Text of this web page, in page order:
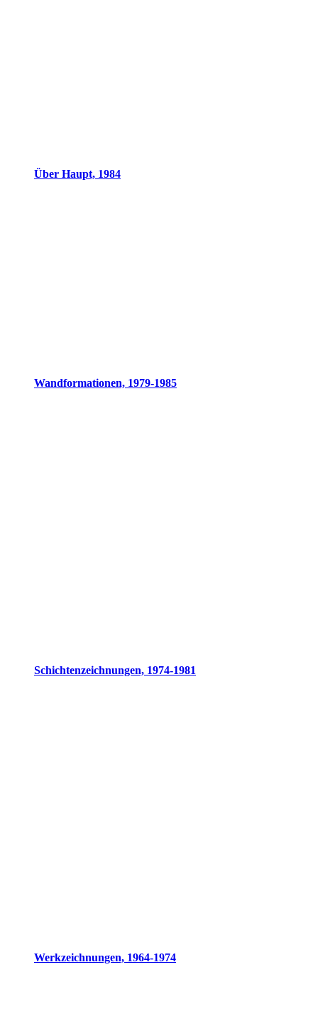
Über Haupt, 1984
Wandformationen, 1979-1985
Schichtenzeichnungen, 1974-1981
Werkzeichnungen, 1964-1974